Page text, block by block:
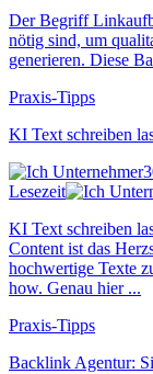
Der Begriff
nötig sind, um
generieren. Diese
Praxis-Tipps
KI Text schreiben
Lesezeit
KI Text schreiben
Content ist das
hochwertige Texte
how. Genau hier ...
Praxis-Tipps
Backlink Agentur: